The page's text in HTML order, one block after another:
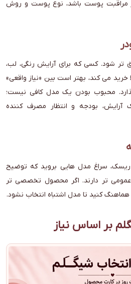
مراقبت پوست باشد، نوع پوست و روش
تر شود. کسی که برای آرایش رنگی، لب،
می کند، بهتر است بین «نیاز واقعی»
محبوب بودن یک مدل کافی نیست؛
بودجه و انتظار مصرف کننده
سراغ مدل هایی بروید که توضیح
تر دارند. اگر محصول تخصصی تر
کنید تا مدل اشتباه انتخاب نشود.
بر اساس نیاز